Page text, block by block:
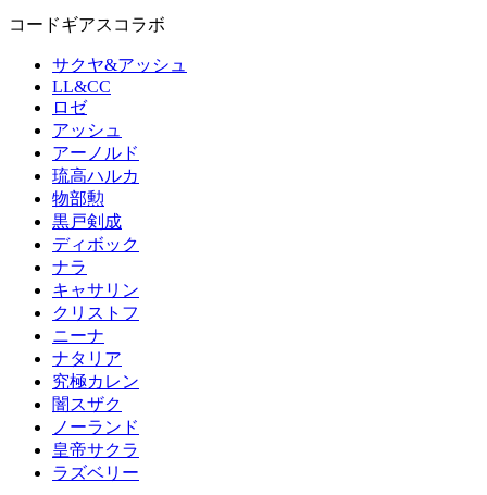
コードギアスコラボ
サクヤ&アッシュ
LL&CC
ロゼ
アッシュ
アーノルド
琉高ハルカ
物部勲
黒戸剣成
ディボック
ナラ
キャサリン
クリストフ
ニーナ
ナタリア
究極カレン
闇スザク
ノーランド
皇帝サクラ
ラズベリー